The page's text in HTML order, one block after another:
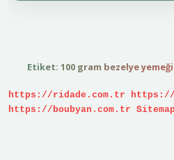
Etiket: 100 gram bezelye
https://ridade.com.tr
https://boubyan.com.tr